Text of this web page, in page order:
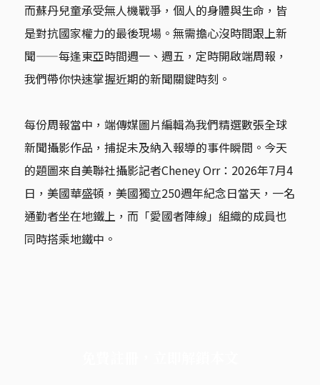
而蘇丹兒童承受無人機戰爭，個人的身體與生命，皆
是對抗國家權力的最後現場。無需擔心沒時間跟上新
聞——每逢東亞時間週一、週五，定時開啟端周報，
我們帶你快速掌握近期的新聞關鍵時刻。
每份周報當中，端傳媒圖片編輯為我們精選數張全球
新聞攝影作品，捕捉未及納入報導的事件瞬間。今天
的題圖來自美聯社攝影記者Cheney Orr：2026年7月4
日，美國華盛頓，美國獨立250週年紀念日當天，一名
通勤者坐在地鐵上，而「愛國者陣線」組織的成員也
同時搭乘地鐵中。